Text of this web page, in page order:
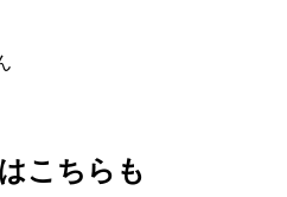
こちらも